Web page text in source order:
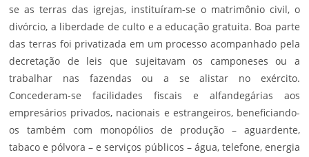
se as terras das igrejas, instituíram-se o matrimônio civil, o
divórcio, a liberdade de culto e aeducação gratuita. Boa parte
das terras foi privatizada em um processo acompanhado pela
decretação de leis que sujeitavam os camponeses ou a
trabalhar nas fazendas ou a se alistar no exército.
Concederam-se facilidades fiscais e alfandegárias aos
empresários privados, nacionais e estrangeiros, beneficiando-
os também com monopólios de produção – aguardente,
tabaco e pólvora – e serviços públicos – água, telefone, energia